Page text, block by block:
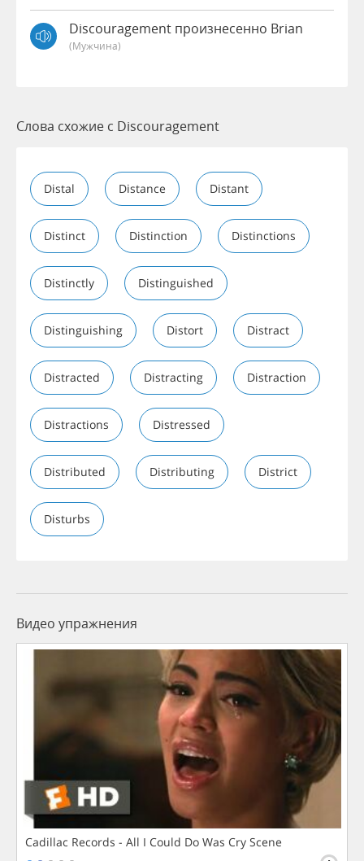
Discouragement произнесенно Brian
(мужчина)
Слова схожие с Discouragement
Distal Distance Distant
Distinct Distinction Distinctions
Distinctly Distinguished
Distinguishing Distort Distract
Distracted Distracting Distraction
Distractions Distressed
Distributed Distributing District
Disturbs
Видео упражнения
Cadillac Records - All I Could Do Was Cry Scene